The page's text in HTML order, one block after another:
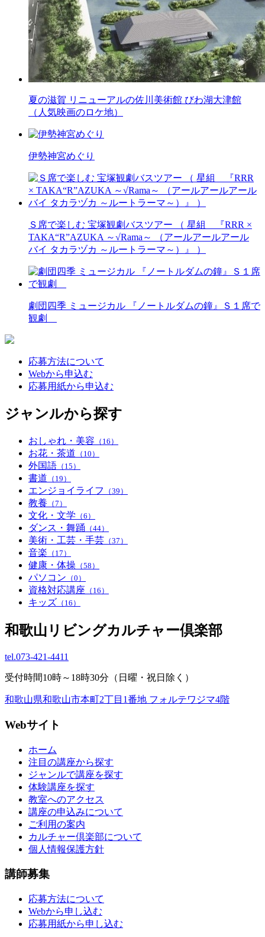
夏の滋賀 リニューアルの佐川美術館 びわ湖大津館
（人気映画のロケ地）
伊勢神宮めぐり
Ｓ席で楽しむ 宝塚観劇バスツアー （ 星組 『RRR ×
TAKA“R”AZUKA ～√Rama～ （アールアールアール
バイ タカラヅカ ～ルートラーマ～）』 ）
劇団四季 ミュージカル 『ノートルダムの鐘』Ｓ１席で
観劇
応募方法について
Webから申込む
応募用紙から申込む
ジャンルから探す
おしゃれ・美容 （16）
お花・茶道 （10）
外国語 （15）
書道 （19）
エンジョイライフ （39）
教養 （7）
文化・文学 （6）
ダンス・舞踊 （44）
美術・工芸・手芸 （37）
音楽 （17）
健康・体操 （58）
パソコン （0）
資格対応講座 （16）
キッズ （16）
和歌山リビングカルチャー倶楽部
tel.073-421-4411
受付時間10時～18時30分（日曜・祝日除く）
和歌山県和歌山市本町2丁目1番地 フォルテワジマ4階
Webサイト
ホーム
注目の講座から探す
ジャンルで講座を探す
体験講座を探す
教室へのアクセス
講座の申込みについて
ご利用の案内
カルチャー倶楽部について
個人情報保護方針
講師募集
応募方法について
Webから申し込む
応募用紙から申し込む